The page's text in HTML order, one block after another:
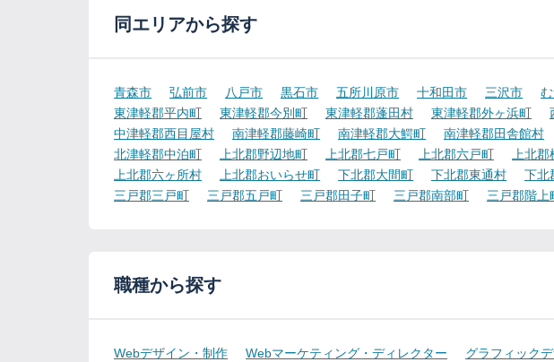
同エリアから探す
青森市 弘前市 八戸市 黒石市 五所川原市 十和田市 三沢市
東津軽郡平内町
東津軽郡今別町 東津軽郡蓬田村 東津軽郡外ヶ浜町
中津軽郡西目屋村
南津軽郡藤崎町 南津軽郡大鰐町 南津軽郡田舎館村
北津軽郡中泊町
上北郡野辺地町 上北郡七戸町 上北郡六戸町 上北
上北郡六ヶ所村
上北郡おいらせ町 下北郡大間町 下北郡東通村 下北
三戸郡三戸町
三戸郡五戸町 三戸郡田子町 三戸郡南部町 三戸郡階上
職種から探す
Webデザイン・制作 Webマーケティング・ディレクター
グラフィック